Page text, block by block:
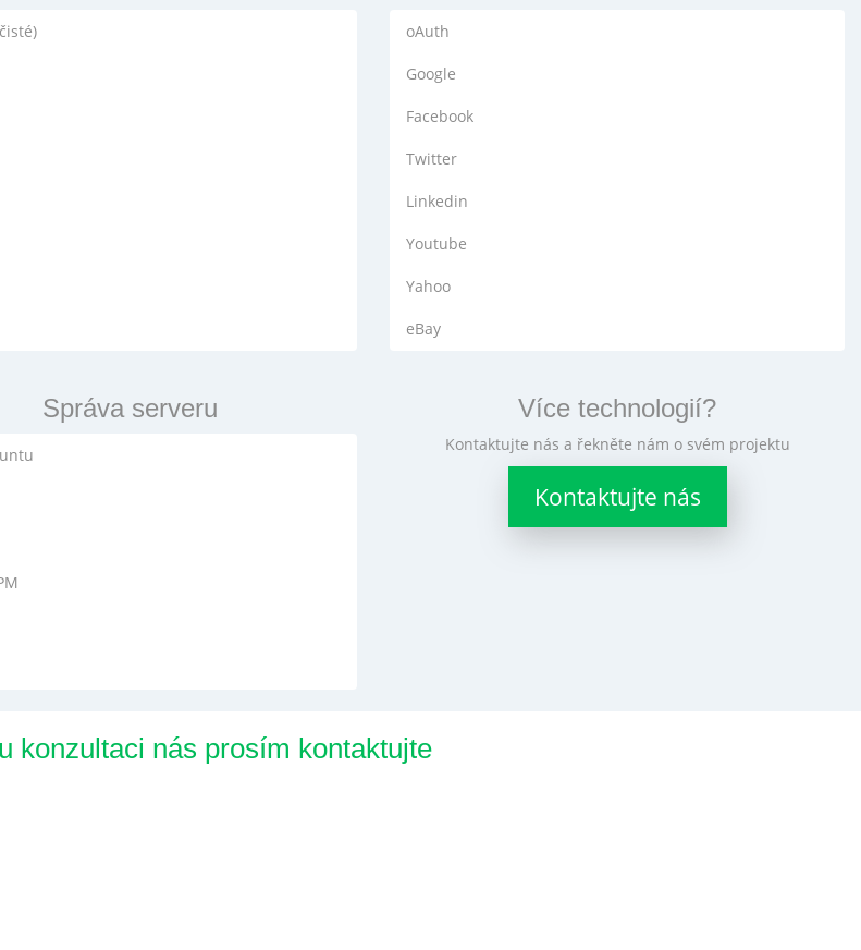
oAuth
Google
Facebook
Twitter
Linkedin
Youtube
Yahoo
eBay
Správa serveru Více technologií?
Kontaktujte nás a řekněte nám o svém projektu
Kontaktujte nás
konzultaci nás prosím kontaktujte